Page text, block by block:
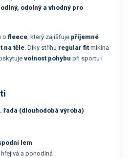
odolný a vhodný pro
o fleece, který zajišťuje příjemné
na těle. Díky střihu regular fitmikina
volnost pohybu při sportu i
řada (dlouhodobá výroba)
lem
a pohodlná